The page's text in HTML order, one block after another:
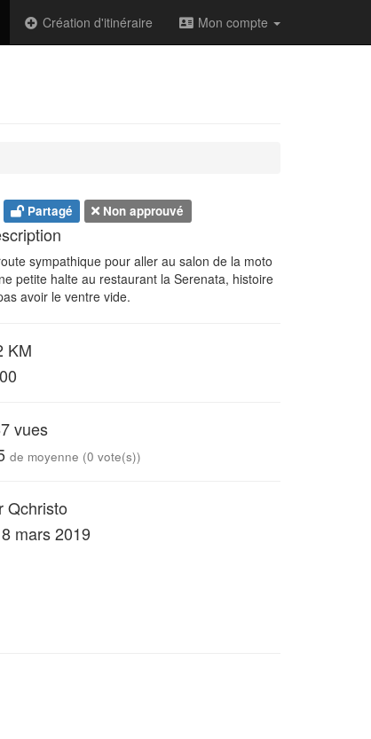
Création d'itinéraire Mon compte
Partagé Non approuvé
sympathique pour aller au salon de la moto
petite halte au restaurant la Serenata, histoire
avoir le ventre vide.
KM
vues
de moyenne (0 vote(s))
Qchristo
mars 2019